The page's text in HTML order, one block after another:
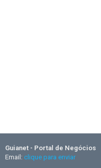
Guianet - Portal de Negócios
Email: clique para enviar